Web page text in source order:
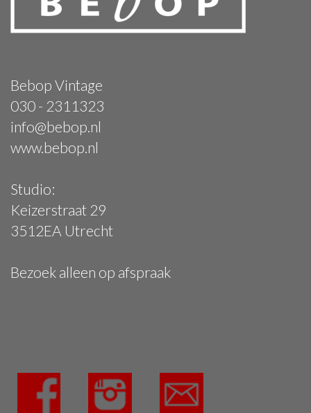
Bebop Vintage
030 - 2311323
info@bebop.nl
www.bebop.nl
Studio:
Keizerstraat 29
3512EA Utrecht
Bezoek alleen op afspraak